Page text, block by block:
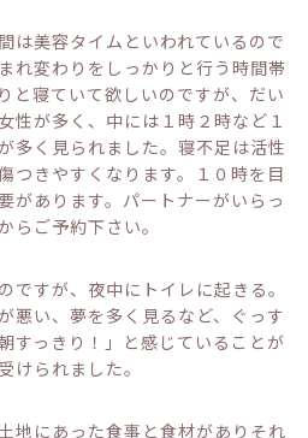
は美容タイムといわれているので
れ変わりをしっかりと行う時間帯
と寝ていて欲しいのですが、だい
性が多く、中には１時２時など１
多く見られました。寝不足は活性
つきやすくなります。１０時を目
があります。パートナーがいらっ
らご予約下さい。
ですが、夜中にトイレに起きる。
悪い、夢を多く見るなど、ぐっす
すっきり！」と感じていることが
けられました。
地にあった食事と食材がありそれ